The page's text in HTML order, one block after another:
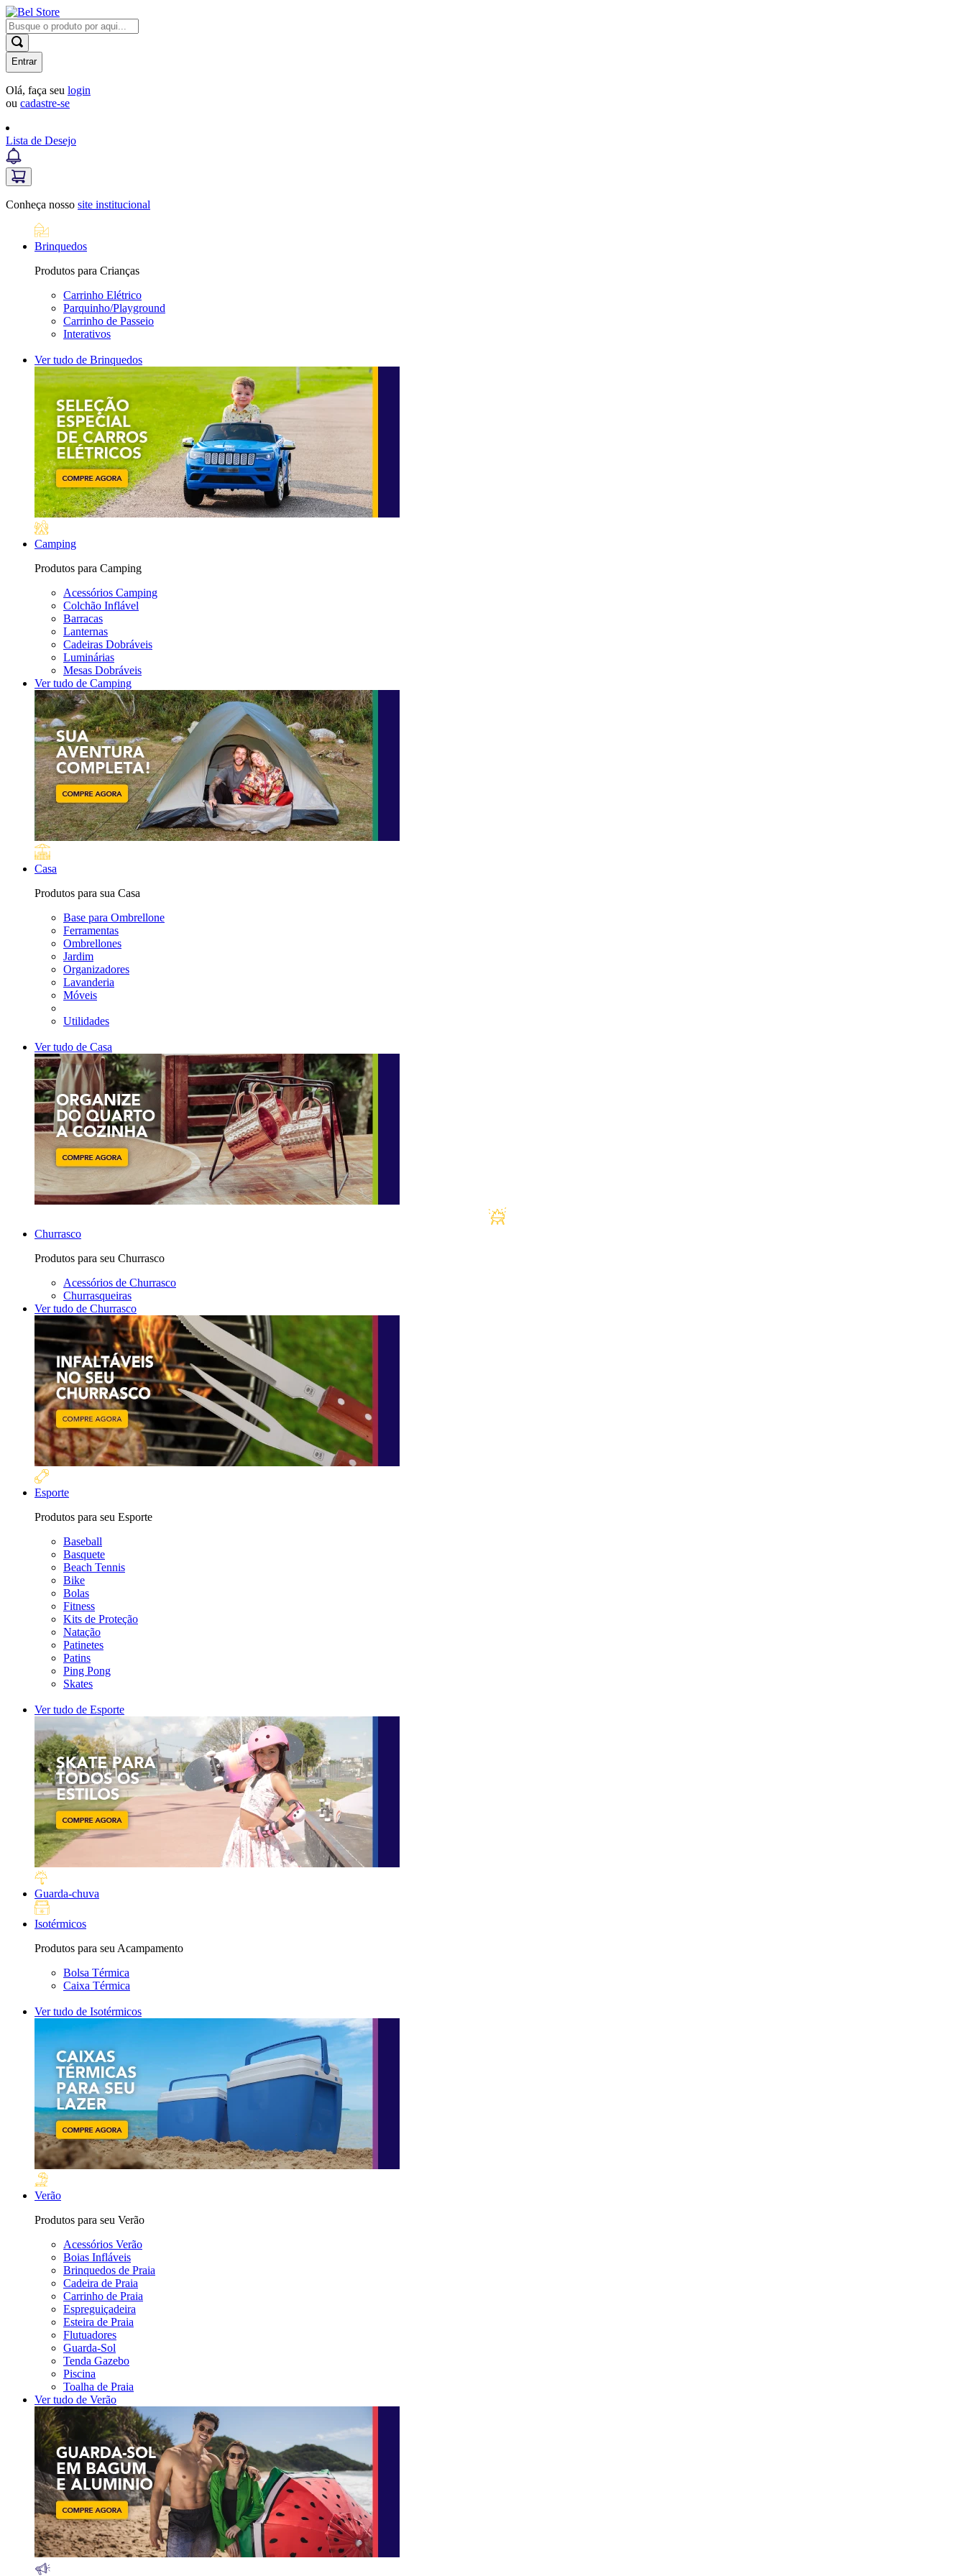
Entrar
Olá, faça seu login
ou cadastre-se
Lista de Desejo
Conheça nosso site institucional
Brinquedos
Produtos para Crianças
Carrinho Elétrico
Parquinho/Playground
Carrinho de Passeio
Interativos
Ver tudo de Brinquedos
Camping
Produtos para Camping
Acessórios Camping
Colchão Inflável
Barracas
Lanternas
Cadeiras Dobráveis
Luminárias
Mesas Dobráveis
Ver tudo de Camping
Casa
Produtos para sua Casa
Base para Ombrellone
Ferramentas
Ombrellones
Jardim
Organizadores
Lavanderia
Móveis
Utilidades
Ver tudo de Casa
Churrasco
Produtos para seu Churrasco
Acessórios de Churrasco
Churrasqueiras
Ver tudo de Churrasco
Esporte
Produtos para seu Esporte
Baseball
Basquete
Beach Tennis
Bike
Bolas
Fitness
Kits de Proteção
Natação
Patinetes
Patins
Ping Pong
Skates
Ver tudo de Esporte
Guarda-chuva
Isotérmicos
Produtos para seu Acampamento
Bolsa Térmica
Caixa Térmica
Ver tudo de Isotérmicos
Verão
Produtos para seu Verão
Acessórios Verão
Boias Infláveis
Brinquedos de Praia
Cadeira de Praia
Carrinho de Praia
Espreguiçadeira
Esteira de Praia
Flutuadores
Guarda-Sol
Tenda Gazebo
Piscina
Toalha de Praia
Ver tudo de Verão